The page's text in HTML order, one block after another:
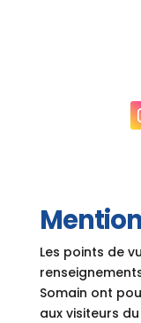
Les points de
Somain ont
aux visiteurs